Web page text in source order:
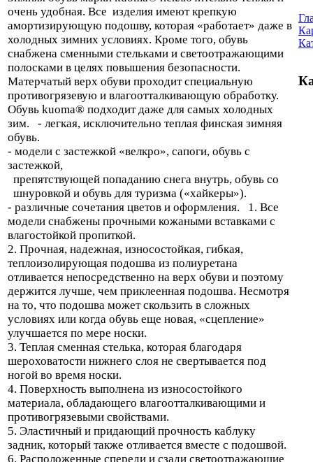
очень удобная. Все изделия имеют крепкую
амортизирующую подошву, которая «работает» даже в
холодных зимних условиях. Кроме того, обувь
снабжена сменными стельками и светоотражающими
полосками в целях повышения безопасности.
Матерчатый верх обуви проходит специальную
противогрязевую и влагоотталкивающую обработку.
Обувь kuoma® подходит даже для самых холодных
зим. - легкая, исключительно теплая финская зимняя
обувь.
- модели с застежкой «велкро», сапоги, обувь с
застежкой,
препятствующей попаданию снега внутрь, обувь со
шнуровкой и обувь для туризма («хайкеры»).
- различные сочетания цветов и оформления. 1. Все
модели снабжены прочными кожаными вставками с
влагостойкой пропиткой.
2. Прочная, надежная, износостойкая, гибкая,
теплоизолирующая подошва из полиуретана
отливается непосредственно на верх обуви и поэтому
держится лучше, чем приклеенная подошва. Несмотря
на то, что подошва может скользить в сложных
условиях или когда обувь еще новая, «сцепление»
улучшается по мере носки.
3. Теплая сменная стелька, которая благодаря
шероховатости нижнего слоя не свертывается под
ногой во время носки.
4. Поверхность выполнена из износостойкого
материала, обладающего влагоотталкивающими и
противогрязевыми свойствами.
5. Эластичный и придающий прочность каблуку
задник, который также отливается вместе с подошвой.
6. Расположенные спереди и сзади светоотражающие